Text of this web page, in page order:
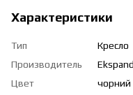
Характеристики
Тип
Кресло
Производитель
Ekspand
Цвет
чорний